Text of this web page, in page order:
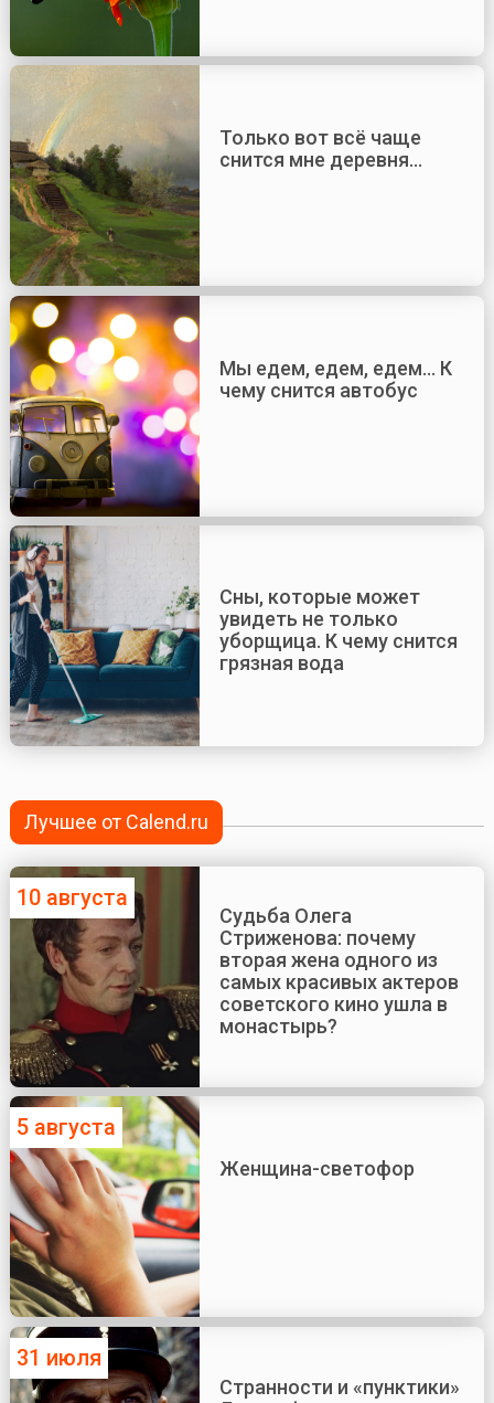
Только вот всё чаще
снится мне деревня…
Мы едем, едем, едем… К
чему снится автобус
Сны, которые может
увидеть не только
уборщица. К чему снится
грязная вода
Лучшее от Calend.ru
10 августа
Судьба Олега
Стриженова: почему
вторая жена одного из
самых красивых актеров
советского кино ушла в
монастырь?
5 августа
Женщина-светофор
31 июля
Странности и «пунктики»